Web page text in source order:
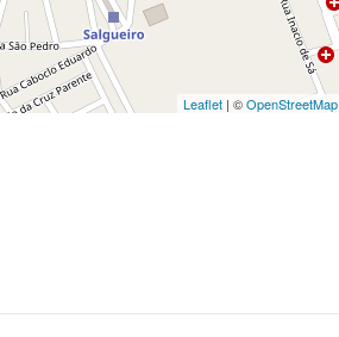
Leaflet | ©OpenStreetMap